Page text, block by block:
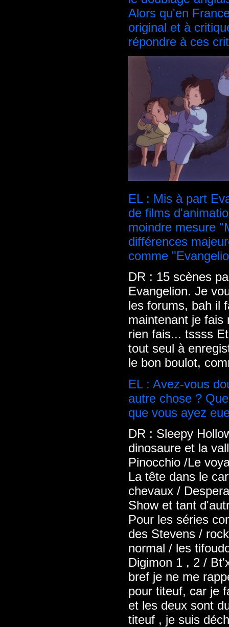
Alors qu'en
original et à
répondre à ces
EL : Mis à part
de films
moindre mesure
différences
comme
DR : 15 scènes
Evangelion. Je
les forums, bah il
maintenant je fais
rien fais... tssss
tout seul à
le bon boulot,
EL : Avez-vous
autre chose ?
que vous ayez
DR : Sleepy
dinosaure et la
Pinocchio /Le
La tête dans le
chevaux /
Show et tant
Pour les séries
des Stevens /
normal / les
Digimon 1 , 2 /
bref je ne me
pour titeuf, car je
et les deux sont
titeuf , je suis